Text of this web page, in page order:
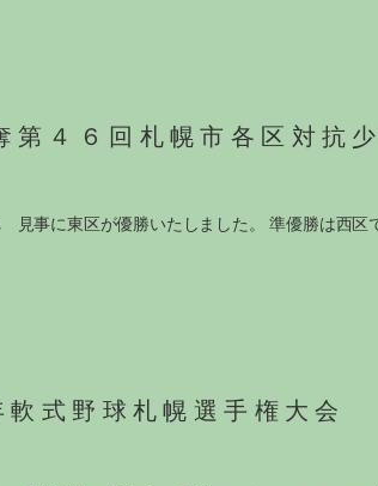
４６回札幌市各区対抗
事に東区が優勝いたしました。 準優勝は西
式野球札幌選手権大会